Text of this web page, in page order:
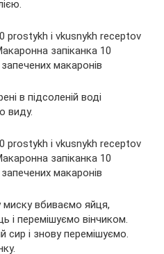
в підсоленій воді
виду.
миску вбиваємо яйця,
і перемішуємо вінчиком.
сир і знову перемішуємо.